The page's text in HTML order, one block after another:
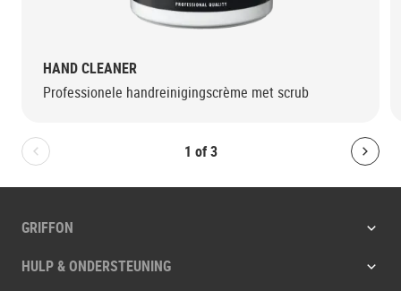
1 of 3
Bolton.General.PreviousSlide
HAND CLEANER
Professionele handreinigingscrème met scrub
GRIFFON
HULP & ONDERSTEUNING